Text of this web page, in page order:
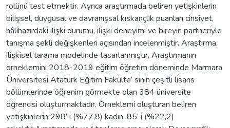
rolünü test etmektir. Ayrıca araştırmada beliren yetişkinlerin
bilişsel, duygusal ve davranışsal kıskançlık puanları cinsiyet,
hâlihazırdaki ilişki durumu, ilişki deneyimi ve bireyin partneriyle
tanışma şekli değişkenleri açısından incelenmiştir. Araştırma,
ilişkisel tarama modelinde tasarlanmıştır. Araştırmanın
örneklemini 2018-2019 eğitim öğretim döneminde Marmara
Üniversitesi Atatürk Eğitim Fakülte’ sinin çeşitli lisans
bölümlerinde öğrenim görmekte olan 384 üniversite
öğrencisi oluşturmaktadır. Örneklemi oluşturan beliren
yetişkinlerin 298’ i (%77,8) kadın, 85’ i (%22,2)